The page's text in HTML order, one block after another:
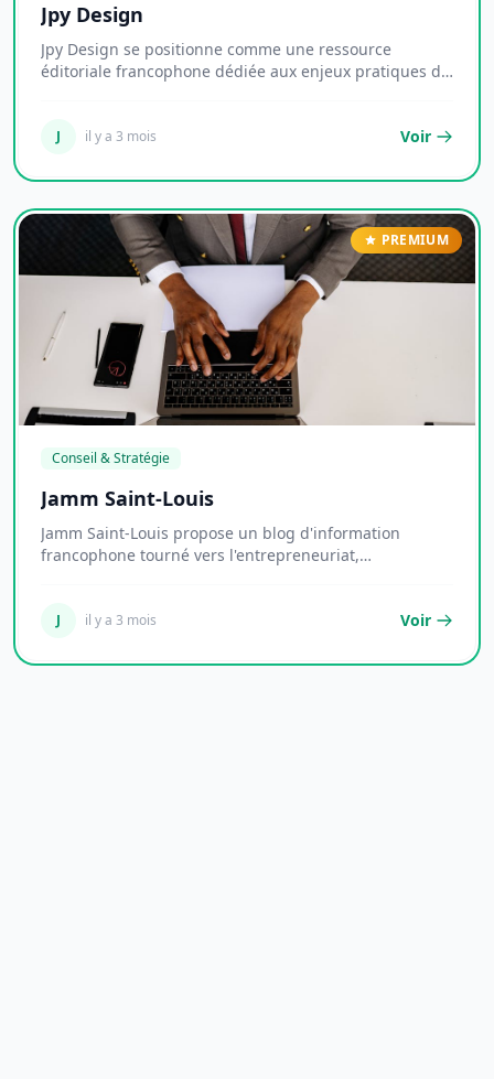
Jpy Design
Jpy Design se positionne comme une ressource
éditoriale francophone dédiée aux enjeux pratiques de
J il y a 3 mois Voir
PREMIUM
Conseil & Stratégie
Jamm Saint-Louis
Jamm Saint-Louis propose un blog d'information
francophone tourné vers l'entrepreneuriat,
J il y a 3 mois Voir